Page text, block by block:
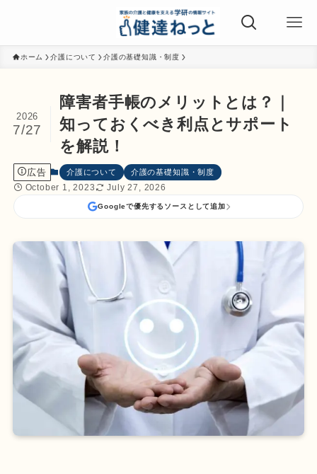
ホーム 介護について 介護の基礎知識・制度
障害者手帳のメリットとは？｜
知っておくべき利点とサポート
を解説！
2026
7/27
広告 介護について 介護の基礎知識・制度
October 1, 2023 July 27, 2026
Googleで優先するソースとして追加